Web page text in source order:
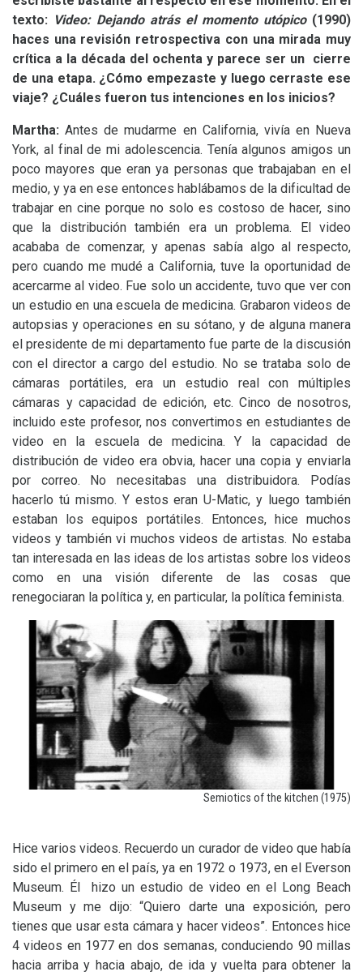
texto: Video: Dejando atrás el momento utópico (1990)
haces una revisión retrospectiva con una mirada muy
crítica a la década del ochenta y parece ser un cierre
de una etapa. ¿Cómo empezaste y luego cerraste ese
viaje? ¿Cuáles fueron tus intenciones en los inicios?
Martha:Antes de mudarme en California, vivía en Nueva
York, al final de mi adolescencia. Tenía algunos amigos un
poco mayores que eran ya personas que trabajaban en el
medio, y ya en ese entonces hablábamos de la dificultad de
trabajar en cine porque no solo es costoso de hacer, sino
que la distribución también era un problema. El video
acababa de comenzar, y apenas sabía algo al respecto,
pero cuando me mudé a California, tuve la oportunidad de
acercarme al video. Fue solo un accidente, tuvo que ver con
un estudio en una escuela de medicina. Grabaron videos de
autopsias y operaciones en su sótano, y de alguna manera
el presidente de mi departamento fue parte de la discusión
con el director a cargo del estudio. No se trataba solo de
cámaras portátiles, era un estudio real con múltiples
cámaras y capacidad de edición, etc. Cinco de nosotros,
incluido este profesor, nos convertimos en estudiantes de
video en la escuela de medicina. Y la capacidad de
distribución de video era obvia, hacer una copia y enviarla
por correo. No necesitabas una distribuidora. Podías
hacerlo tú mismo. Y estos eran U-Matic, y luego también
estaban los equipos portátiles. Entonces, hice muchos
videos y también vi muchos videos de artistas. No estaba
tan interesada en las ideas de los artistas sobre los videos
como en una visión diferente de las cosas que
renegociaran la política y, en particular, la política feminista.
Semiotics of the kitchen (1975)
Hice varios videos. Recuerdo un curador de video que había
sido el primero en el país, ya en 1972 o 1973, en el Everson
Museum. Él hizo un estudio de video en el Long Beach
Museum y me dijo: “Quiero darte una exposición, pero
tienes que usar esta cámara y hacer videos”. Entonces hice
4 videos en 1977 en dos semanas, conduciendo 90 millas
hacia arriba y hacia abajo, de ida y vuelta para obtener la